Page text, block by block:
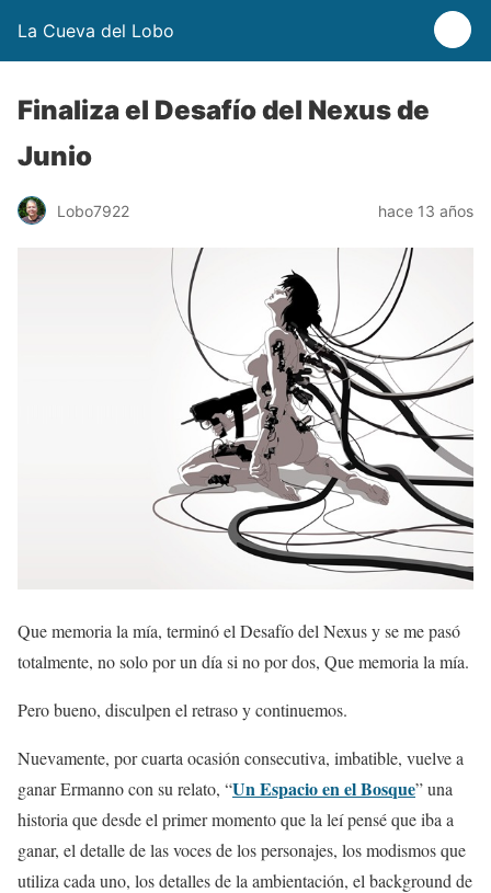
La Cueva del Lobo
Finaliza el Desafío del Nexus de
Junio
Lobo7922 hace 13 años
Que memoria la mía, terminó el Desafío del Nexus y se me pasó
totalmente, no solo por un día si no por dos, Que memoria la mía.
Pero bueno, disculpen el retraso y continuemos.
Nuevamente, por cuarta ocasión consecutiva, imbatible, vuelve a
ganar Ermanno con su relato, “Un Espacio en el Bosque” una
historia que desde el primer momento que la leí pensé que iba a
ganar, el detalle de las voces de los personajes, los modismos que
utiliza cada uno, los detalles de la ambientación, el background de